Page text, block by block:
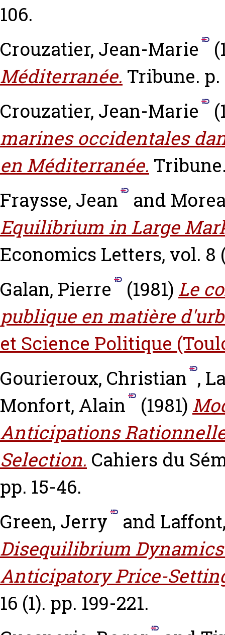
106.
Crouzatier, Jean-Marie
Méditerranée. Tribune. p.
Crouzatier, Jean-Marie
marines occidentales
en Méditerranée.
Fraysse, Jean
and
Equilibrium in Large
Economics Letters, vol. 8
Galan, Pierre
(1981) Le
publique en matière
et Science Politique
Gourieroux, Christian ,
Monfort, Alain
(1981)
Anticipations
Selection. Cahiers du
pp. 15-46.
Green, Jerry
and
Disequilibrium
Anticipatory Price-
16 (1). pp. 199-221.